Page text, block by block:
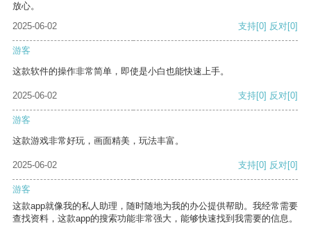
放心。
2025-06-02
支持[0] 反对[0]
游客
这款软件的操作非常简单，即使是小白也能快速上手。
2025-06-02 支持[0] 反对[0]
游客
这款游戏非常好玩，画面精美，玩法丰富。
2025-06-02 支持[0] 反对[0]
游客
这款app就像我的私人助理，随时随地为我的办公提供帮助。我经常需要
查找资料，这款app的搜索功能非常强大，能够快速找到我需要的信息。